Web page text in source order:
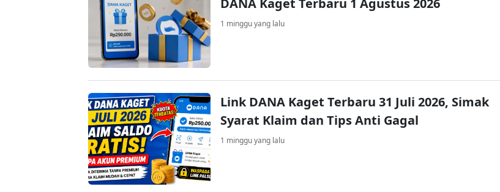
DANA Kaget Terbaru 1 Agustus 2026
1 minggu yang lalu
Link DANA Kaget Terbaru 31 Juli 2026, Simak
Syarat Klaim dan Tips Anti Gagal
1 minggu yang lalu